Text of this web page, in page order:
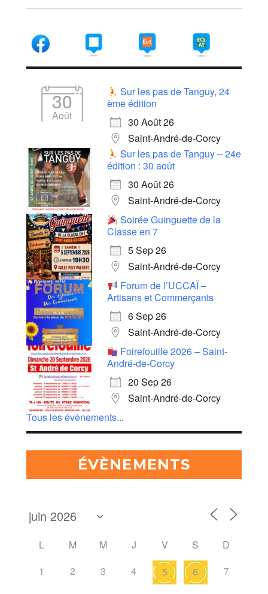
30
Août
Sur les pas de Tanguy, 24
ème édition
30 Août 26
Saint-André-de-Corcy
Sur les pas de Tanguy – 24e
édition : 30 août
30 Août 26
Saint-André-de-Corcy
Soirée Guinguette de la
Classe en 7
5 Sep 26
Saint-André-de-Corcy
Forum de l’UCCAÏ –
Artisans et Commerçants
6 Sep 26
Saint-André-de-Corcy
Foirefouille 2026 – Saint-
André-de-Corcy
20 Sep 26
Saint-André-de-Corcy
Tous les évènements...
ÉVÈNEMENTS
L M M J V S
D
1
2 3 4 5 6 7